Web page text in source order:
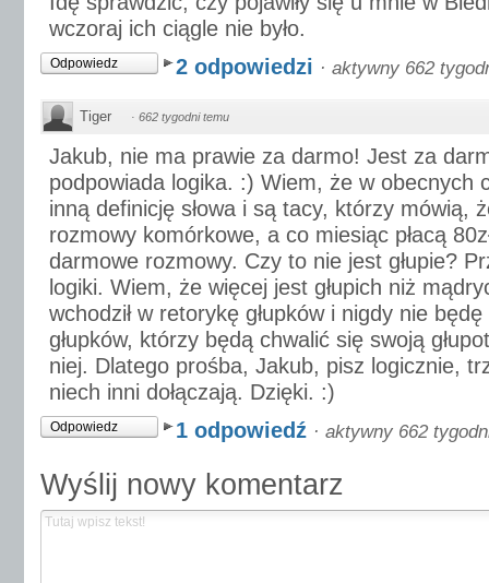
wczoraj ich ciągle nie było.
Odpowiedz 2 odpowiedzi · aktywny 662
Tiger · 662 tygodni temu
Jakub, nie ma prawie za darmo! Jest za
podpowiada logika. :) Wiem, że w obecnych
inną definicję słowa i są tacy, którzy mówią,
rozmowy komórkowe, a co miesiąc płacą
darmowe rozmowy. Czy to nie jest głupie?
logiki. Wiem, że więcej jest głupich niż
wchodził w retorykę głupków i nigdy nie będę
głupków, którzy będą chwalić się swoją
niej. Dlatego prośba, Jakub, pisz logicznie,
niech inni dołączają. Dzięki. :)
Odpowiedz 1 odpowiedź · aktywny 662
Wyślij nowy komentarz